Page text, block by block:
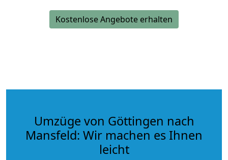
Kostenlose Angebote erhalten
Umzüge von Göttingen nach
Mansfeld: Wir machen es Ihnen
leicht